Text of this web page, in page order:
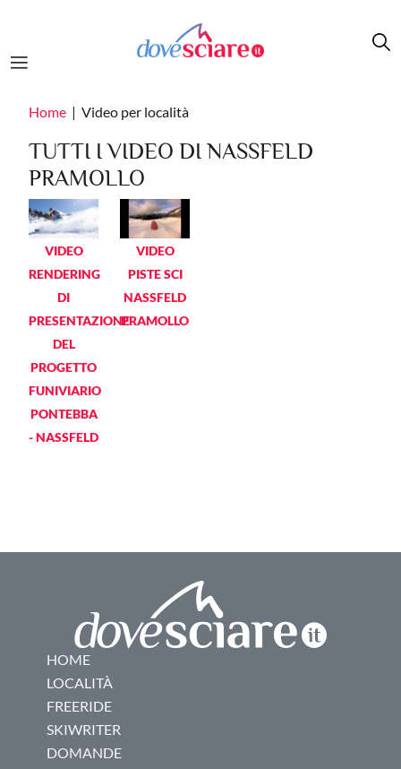
Home Video per località
TUTTI I VIDEO DI NASSFELD
PRAMOLLO
VIDEO
RENDERING
DI
PRESENTAZIONE
DEL
PROGETTO
FUNIVIARIO
PONTEBBA
- NASSFELD
VIDEO
PISTE SCI
NASSFELD
PRAMOLLO
HOME
LOCALITÀ
FREERIDE
SKIWRITER
DOMANDE